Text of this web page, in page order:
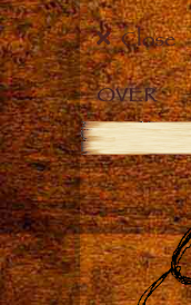
Close
OVER